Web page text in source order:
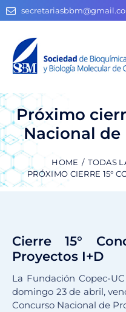
Próximo
Nacional de
HOME TODAS
PRÓXIMO CIERRE 15°
Cierre 15°
Proyectos I+D
La Fundación Copec-
domingo 23 de abril,
Concurso Nacional de